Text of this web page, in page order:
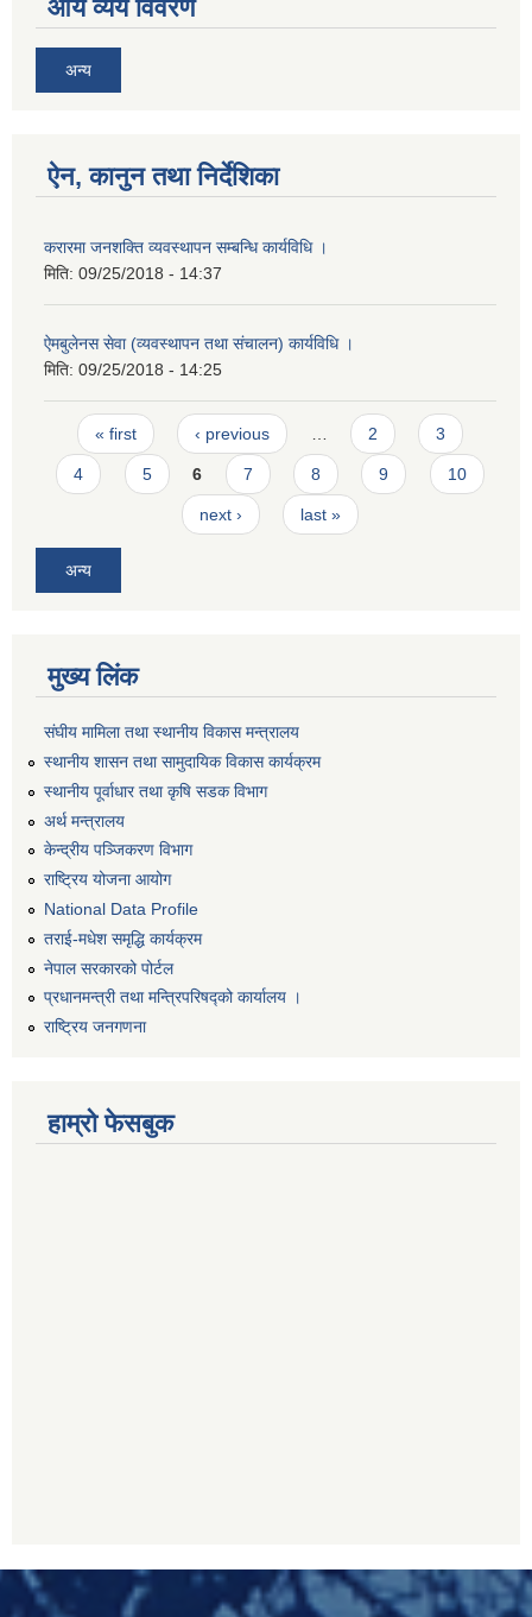
आय व्यय विवरण
अन्य
ऐन, कानुन तथा निर्देशिका
करारमा जनशक्ति व्यवस्थापन सम्बन्धि कार्यविधि ।
मिति: 09/25/2018 - 14:37
ऐमबुलेनस सेवा (व्यवस्थापन तथा संचालन) कार्यविधि ।
मिति: 09/25/2018 - 14:25
Pages
« first ‹ previous 2 3
4 5 6 7 8 9 10
next › last »
अन्य
मुख्य लिंक
संघीय मामिला तथा स्थानीय विकास मन्त्रालय
स्थानीय शासन तथा सामुदायिक विकास कार्यक्रम
स्थानीय पूर्वाधार तथा कृषि सडक विभाग
अर्थ मन्त्रालय
केन्द्रीय पञ्जिकरण विभाग
राष्ट्रिय योजना आयोग
National Data Profile
तराई-मधेश समृद्धि कार्यक्रम
नेपाल सरकारको पोर्टल
प्रधानमन्त्री तथा मन्त्रिपरिषद्को कार्यालय ।
राष्ट्रिय जनगणना
हाम्रो फेसबुक